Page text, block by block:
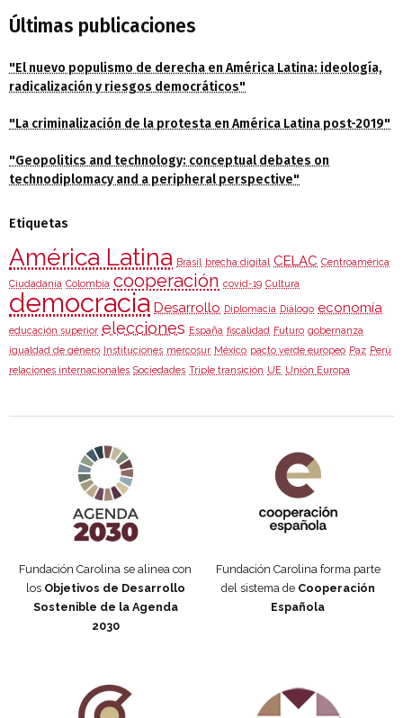
Últimas publicaciones
"El nuevo populismo de derecha en América Latina: ideología,
radicalización y riesgos democráticos"
"La criminalización de la protesta en América Latina post-2019"
"Geopolitics and technology: conceptual debates on
technodiplomacy and a peripheral perspective"
Etiquetas
América Latina Brasil brecha digital CELAC Centroamérica
Ciudadanía Colombia cooperación covid-19 Cultura
democracia Desarrollo Diplomacia Diálogo economía
educación superior elecciones España fiscalidad Futuro gobernanza
igualdad de género
Instituciones mercosur México pacto verde europeo Paz Perú
relaciones internacionales Sociedades Triple transición UE Unión Europa
Fundación Carolina se alinea con
los Objetivos de Desarrollo
Sostenible de la Agenda
2030
Fundación Carolina forma parte
del sistema de Cooperación
Española